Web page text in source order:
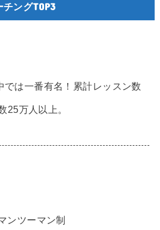
ングTOP3
では一番有名！累計レッスン数
25万人以上。
ンツーマン制